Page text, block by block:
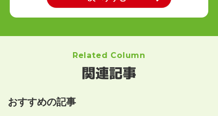
Related Column
関連記事
おすすめの記事